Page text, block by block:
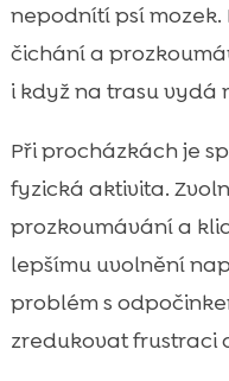
nepodnítí psí
čichání a
i když na trasu vydá
Při procházkách je
fyzická aktivita.
prozkoumávání a
lepšímu uvolnění
problém s
zredukovat frustraci